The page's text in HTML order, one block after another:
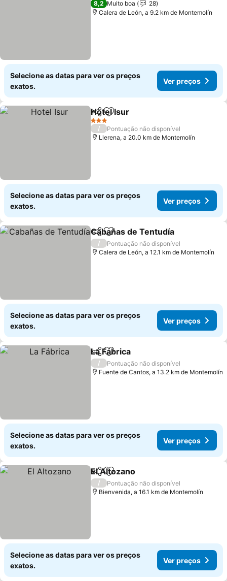
8,2 Muito boa
28
Calera de León, a 9.2 km de Montemolín
Selecione as datas para ver os preços
exatos.
Ver preços
PartilharAdicionar aos favoritos
Hotel Isur
3 Estrelas
/
Pontuação não disponível
Llerena, a 20.0 km de Montemolín
Selecione as datas para ver os preços
exatos.
Ver preços
PartilharAdicionar aos favoritos
Cabañas de Tentudía
/
Pontuação não disponível
Calera de León, a 12.1 km de Montemolín
Selecione as datas para ver os preços
exatos.
Ver preços
PartilharAdicionar aos favoritos
La Fábrica
/
Pontuação não disponível
Fuente de Cantos, a 13.2 km de Montemolín
Selecione as datas para ver os preços
exatos.
Ver preços
PartilharAdicionar aos favoritos
El Altozano
/
Pontuação não disponível
Bienvenida, a 16.1 km de Montemolín
Selecione as datas para ver os preços
exatos.
Ver preços